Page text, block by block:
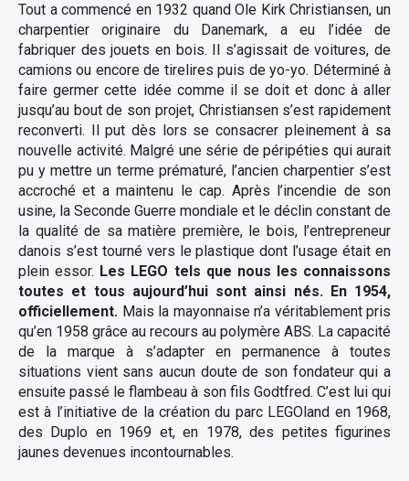
Tout a commencé en 1932 quand Ole Kirk Christiansen, un
charpentier originaire du Danemark, a eu l’idée de
fabriquer des jouets en bois. Il s’agissait de voitures, de
camions ou encore de tirelires puis de yo-yo. Déterminé à
faire germer cette idée comme il se doit et donc à aller
jusqu’au bout de son projet, Christiansen s’est rapidement
reconverti. Il put dès lors se consacrer pleinement à sa
nouvelle activité. Malgré une série de péripéties qui aurait
pu y mettre un terme prématuré, l’ancien charpentier s’est
accroché et a maintenu le cap. Après l’incendie de son
usine, la Seconde Guerre mondiale et le déclin constant de
la qualité de sa matière première, le bois, l’entrepreneur
danois s’est tourné vers le plastique dont l’usage était en
plein essor. Les LEGO tels que nous les connaissons
toutes et tous aujourd’hui sont ainsi nés. En 1954,
officiellement. Mais la mayonnaise n’a véritablement pris
qu’en 1958 grâce au recours au polymère ABS. La capacité
de la marque à s’adapter en permanence à toutes
situations vient sans aucun doute de son fondateur qui a
ensuite passé le flambeau à son fils Godtfred. C’est lui qui
est à l’initiative de la création du parc LEGOland en 1968,
des Duplo en 1969 et, en 1978, des petites figurines
jaunes devenues incontournables.